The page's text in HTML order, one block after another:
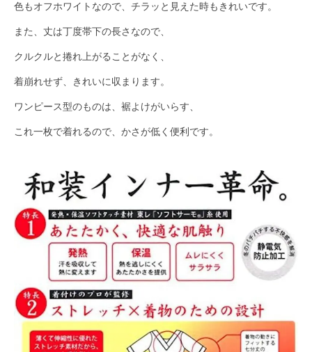
色もオフホワイトなので、チラッと見えた時もきれいです。
また、丈は丁度帯下の長さなので、
クルクルと捲れ上がることがなく、
着崩れせず、きれいに収まります。
ワンピース型のものは、裾よけがいらす、
これ一枚で着れるので、かさが低く便利です。